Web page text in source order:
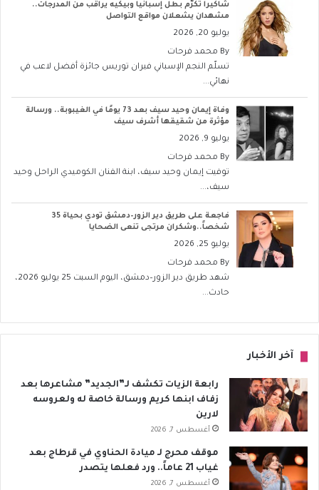
شاكيرا تكرّم بطل إسبانيا وبيكيه يراقب من المدرجات..
مشهدان يشعلان مواقع التواصل
يوليو 20, 2026
By محمد فرحات
تسلّم النجم الإسباني فيران توريس جائزة أفضل لاعب في
نهائي...
وفاة إيمان وحيد سيف بعد 73 يومًا في الغيبوبة.. ورسالة
مؤثرة من شقيقها أشرف سيف
يوليو 9, 2026
By محمد فرحات
توفيت إيمان وحيد سيف، ابنة الفنان الكوميدي الراحل وحيد
سيف،...
فاجعة على طريق دير الزور–دمشق تودي بحياة 35
شخصاً..وشكران مرتجى تنعى الضحايا
يوليو 25, 2026
By محمد فرحات
شهد طريق دير الزور–دمشق، اليوم السبت 25 يوليو 2026،
حادث...
آخر الأخبار
رابعة الزيات تكشف لـ”الجديد” مشاعرها بعد
زفاف ابنها كريم ورسالة خاصة له ولعروسه
لارين
أغسطس 7, 2026
موقف محرج لـ ميادة الحناوي في قرطاج بعد
غياب 21 عاماً.. ورد فعلها يتصدر
أغسطس 7, 2026